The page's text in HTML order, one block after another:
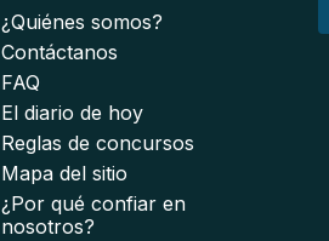
¿Quiénes somos?
Contáctanos
FAQ
El diario de hoy
Reglas de concursos
Mapa del sitio
¿Por qué confiar en
nosotros?